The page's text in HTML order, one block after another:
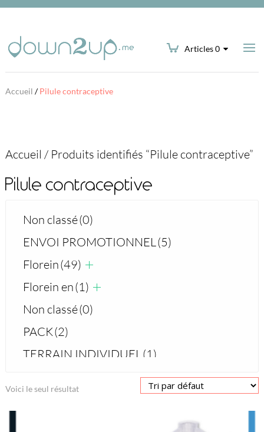
Articles 0
Accueil /Pilule contraceptive
Accueil / Produits identifiés “Pilule contraceptive”
Pilule contraceptive
Non classé(0)
ENVOI PROMOTIONNEL(5)
Florein(49)
Florein en(1)
Non classé(0)
PACK(2)
TERRAIN INDIVIDUEL (1)
Voici le seul résultat